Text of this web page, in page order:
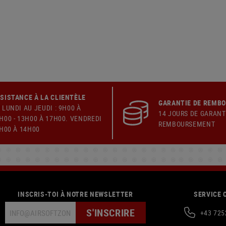
À LA CLIENTÈLE
LUNDI AU JEUDI : 9H00 À
- 13H00 À 17H00. VENDREDI
À 14H00
GARANTIE DE
14 JOURS DE
REMBOURSEMENT
INSCRIS-TOI À NOTRE NEWSLETTER
S'INSCRIRE
SERVICE
+43